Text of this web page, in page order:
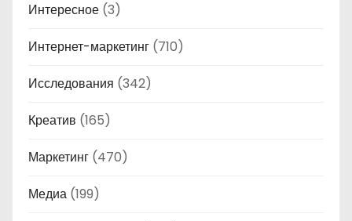
Интересное (3)
Интернет-маркетинг (710)
Исследования (342)
Креатив (165)
Маркетинг (470)
Медиа (199)